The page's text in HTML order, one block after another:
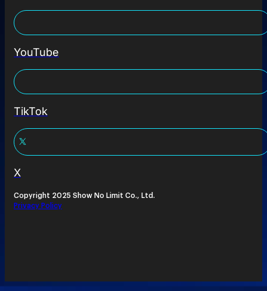
YouTube
TikTok
X
Copyright 2025 Show No Limit Co., Ltd.
Privacy Policy